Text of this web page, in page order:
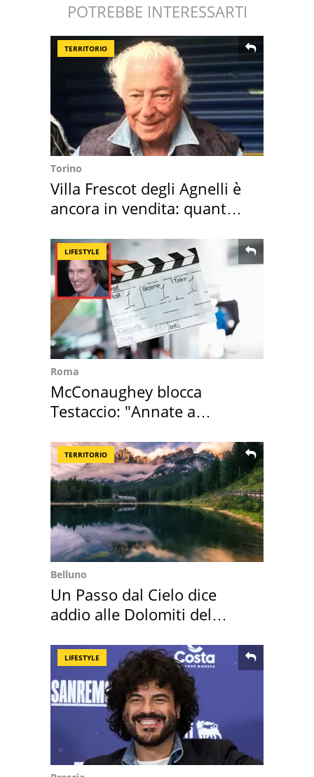
POTREBBE INTERESSARTI
TERRITORIO
Torino
Villa Frescot degli Agnelli è
ancora in vendita: quanto
LIFESTYLE
Roma
McConaughey blocca
Testaccio: "Annate a
TERRITORIO
Belluno
Un Passo dal Cielo dice
addio alle Dolomiti del
LIFESTYLE